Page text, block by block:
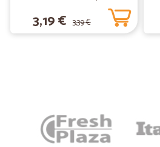
3,19 € 3,39 €